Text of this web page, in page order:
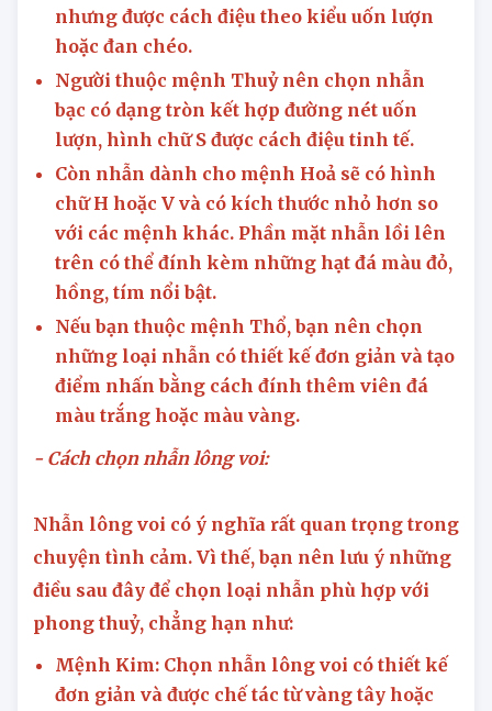
nhưng được cách điệu theo kiểu uốn lượn
hoặc đan chéo.
Người thuộc mệnh Thuỷnên chọn nhẫn
bạc có dạng tròn kết hợp đường nét uốn
lượn, hình chữ S được cách điệu tinh tế.
Còn nhẫn dành cho mệnh Hoả sẽ có hình
chữ H hoặc V và có kích thước nhỏ hơn so
với các mệnh khác. Phần mặt nhẫn lồi lên
trên có thể đính kèm những hạt đá màu đỏ,
hồng, tím nổi bật.
Nếu bạn thuộc mệnh Thổ, bạn nên chọn
những loại nhẫn có thiết kế đơn giản và tạo
điểm nhấn bằng cách đính thêm viên đá
màu trắng hoặc màu vàng.
- Cách chọn nhẫn lông voi:
Nhẫn lông voi có ý nghĩa rất quan trọng trong
chuyện tình cảm. Vì thế, bạn nên lưu ý những
điều sau đây để chọn loại nhẫn phù hợp với
phong thuỷ, chẳng hạn như:
Mệnh Kim: Chọn nhẫn lông voi có thiết kế
đơn giản và được chế tác từ vàng tây hoặc